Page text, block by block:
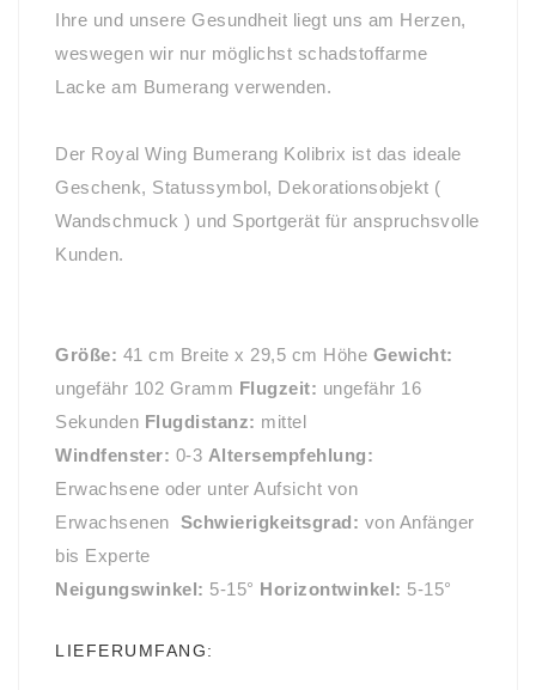
Ihre und unsere Gesundheit liegt uns am Herzen,
weswegen wir nur möglichst schadstoffarme
Lacke am Bumerang verwenden.
Der Royal Wing Bumerang Kolibrix ist das ideale
Geschenk, Statussymbol, Dekorationsobjekt (
Wandschmuck ) und Sportgerät für anspruchsvolle
Kunden.
Größe: 41 cm Breite x 29,5 cm Höhe Gewicht:
ungefähr 102 Gramm Flugzeit: ungefähr 16
Sekunden Flugdistanz: mittel
Windfenster: 0-3 Altersempfehlung:
Erwachsene oder unter Aufsicht von
Erwachsenen Schwierigkeitsgrad: von Anfänger
bis Experte
Neigungswinkel: 5-15° Horizontwinkel: 5-15°
LIEFERUMFANG: